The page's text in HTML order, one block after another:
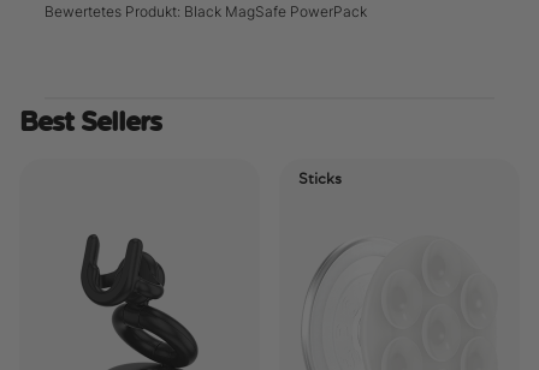
Bewertetes Produkt: Black MagSafe PowerPack
Best Sellers
Sticks